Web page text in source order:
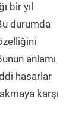
bir yıl
durumda
anlamı
hasarlar
karşı